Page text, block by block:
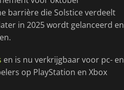
barrière die Solstice verdeelt
in 2025 wordt gelanceerd en
en is nu verkrijgbaar voor pc- en
op PlayStation en Xbox